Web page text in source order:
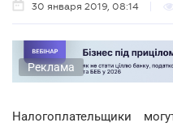
30 января 2019, 08:14
Реклама
Налогоплательщики